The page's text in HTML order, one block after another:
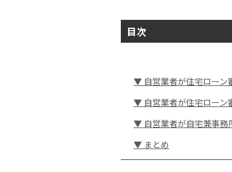
目次
▼ 自営業者が住宅ローン
▼ 自営業者が住宅ローン
▼ 自営業者が自宅兼事務
▼ まとめ